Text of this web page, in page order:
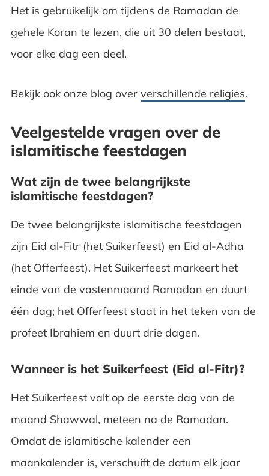
Het is gebruikelijk om tijdens de Ramadan de
gehele Koran te lezen, die uit 30 delen bestaat,
voor elke dag een deel.
Bekijk ook onze blog over verschillende religies.
Veelgestelde vragen over de
islamitische feestdagen
Wat zijn de twee belangrijkste
islamitische feestdagen?
De twee belangrijkste islamitische feestdagen
zijn Eid al-Fitr (het Suikerfeest) en Eid al-Adha
(het Offerfeest). Het Suikerfeest markeert het
einde van de vastenmaand Ramadan en duurt
één dag; het Offerfeest staat in het teken van de
profeet Ibrahiem en duurt drie dagen.
Wanneer is het Suikerfeest (Eid al-Fitr)?
Het Suikerfeest valt op de eerste dag van de
maand Shawwal, meteen na de Ramadan.
Omdat de islamitische kalender een
maankalender is, verschuift de datum elk jaar